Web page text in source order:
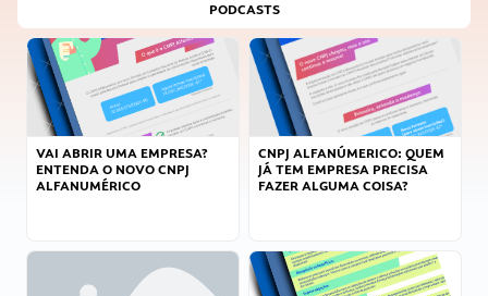
PODCASTS
VAI ABRIR UMA EMPRESA?
ENTENDA O NOVO CNPJ
ALFANUMÉRICO
CNPJ ALFANÚMERICO: QUEM
JÁ TEM EMPRESA PRECISA
FAZER ALGUMA COISA?